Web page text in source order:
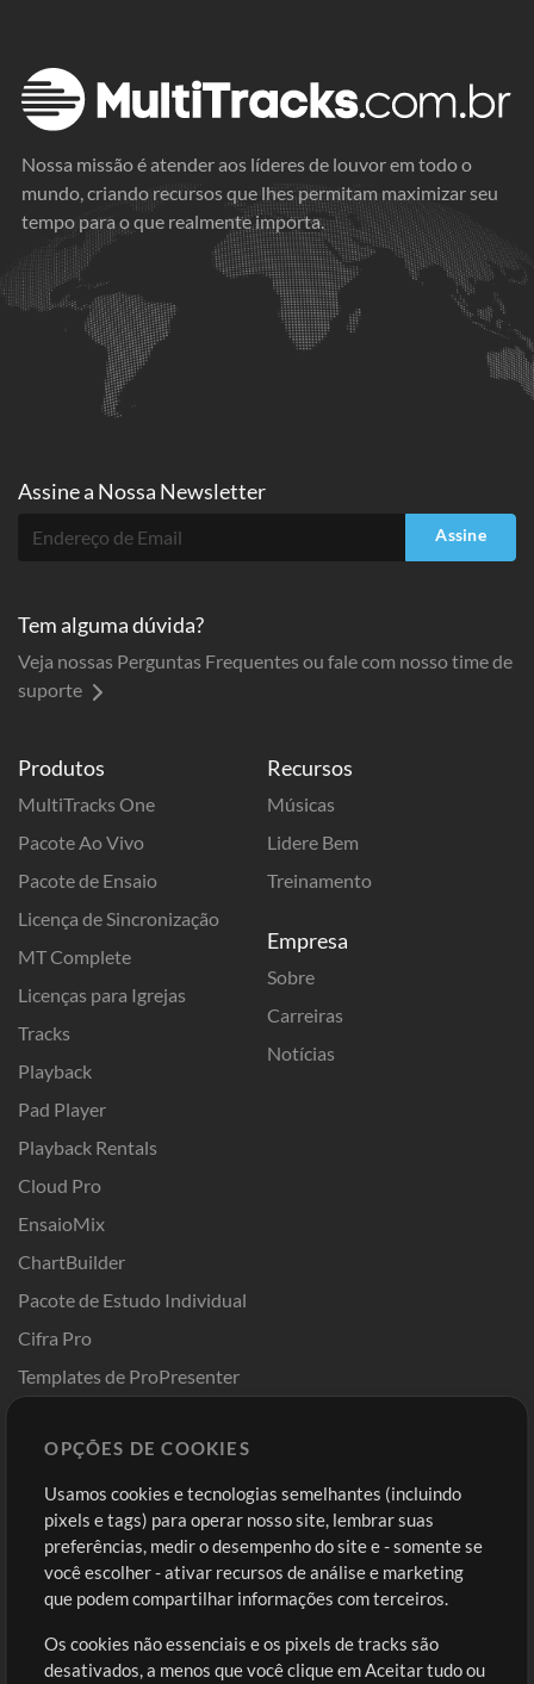
Nossa missão é atender aos líderes de louvor em todo o
mundo, criando recursos que lhes permitam maximizar seu
tempo para o que realmente importa.
Produtos
MultiTracks One
Pacote Ao Vivo
Pacote de Ensaio
Licença de Sincronização
MT Complete
Licenças para Igrejas
Tracks
Playback
Pad Player
Playback Rentals
Cloud Pro
EnsaioMix
ChartBuilder
Pacote de Estudo Individual
Cifra Pro
Templates de ProPresenter
Recursos
Músicas
Lidere Bem
Treinamento
Empresa
Sobre
Carreiras
Notícias
Comprar Créditos
Conteúdo Grátis
Solicite uma Música
Extras
Entre
Cadastre-se
Ir ao carrinho
Assine a Nossa Newsletter
Assine
Tem alguma dúvida?
Veja nossas Perguntas Frequentes ou fale com nosso time de
suporte
OPÇÕES DE COOKIES
Usamos cookies e tecnologias semelhantes (incluindo
pixels e tags) para operar nosso site, lembrar suas
preferências, medir o desempenho do site e - somente se
você escolher - ativar recursos de análise e marketing
que podem compartilhar informações com terceiros.
Os cookies não essenciais e os pixels de tracks são
desativados, a menos que você clique em Aceitar tudo ou